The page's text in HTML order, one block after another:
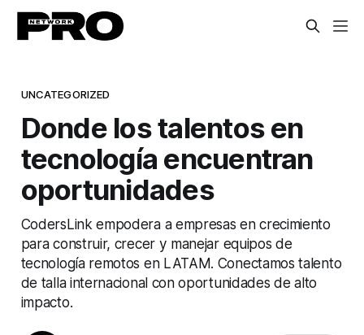
UNCATEGORIZED
Donde los talentos en
tecnología encuentran
oportunidades
CodersLink empodera a empresas en crecimiento
para construir, crecer y manejar equipos de
tecnología remotos en LATAM. Conectamos talento
de talla internacional con oportunidades de alto
impacto.